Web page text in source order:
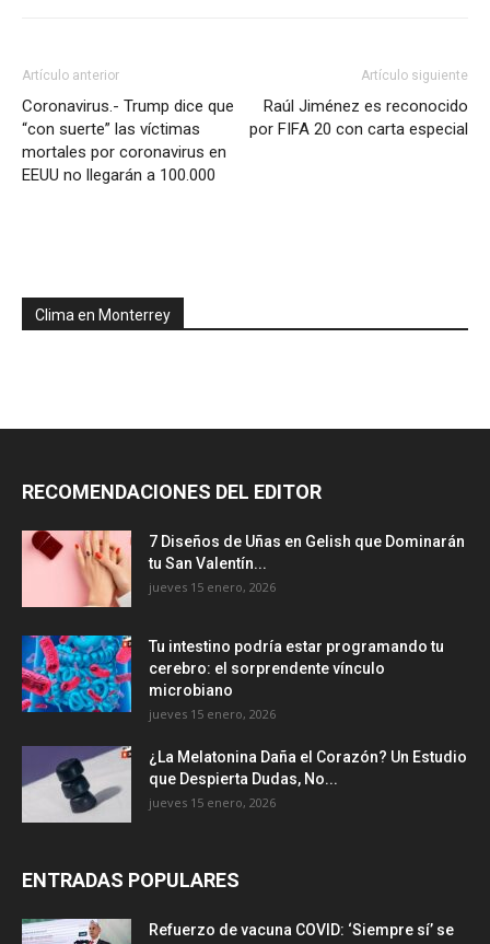
Artículo anterior
Coronavirus.- Trump dice que
“con suerte” las víctimas
mortales por coronavirus en
EEUU no llegarán a 100.000
Artículo siguiente
Raúl Jiménez es reconocido
por FIFA 20 con carta especial
Clima en Monterrey
RECOMENDACIONES DEL EDITOR
7 Diseños de Uñas en Gelish que Dominarán
tu San Valentín...
jueves 15 enero, 2026
Tu intestino podría estar programando tu
cerebro: el sorprendente vínculo
microbiano
jueves 15 enero, 2026
¿La Melatonina Daña el Corazón? Un Estudio
que Despierta Dudas, No...
jueves 15 enero, 2026
ENTRADAS POPULARES
Refuerzo de vacuna COVID: ‘Siempre sí’ se